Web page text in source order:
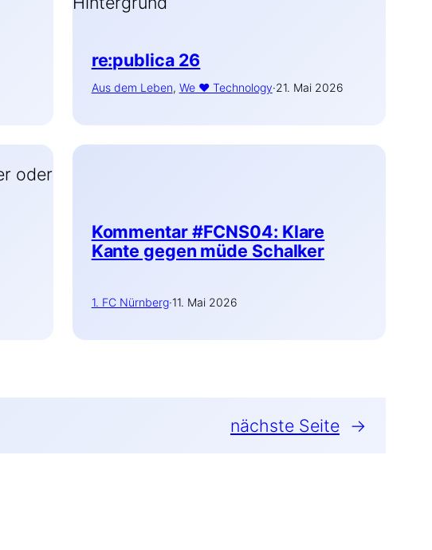
re:publica 26
Aus dem Leben, We ♥ Technology·21. Mai 2026
Kommentar #FCNS04: Klare
Kante gegen müde Schalker
1. FC Nürnberg·11. Mai 2026
nächs­te Sei­te →